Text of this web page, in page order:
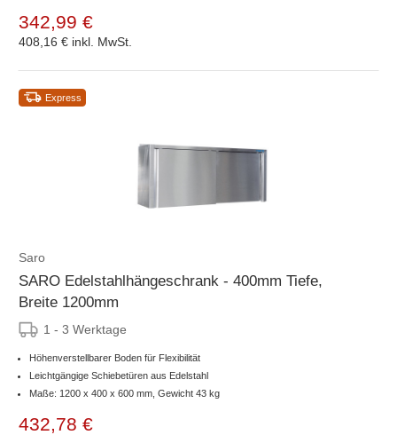
342,99 €
408,16 € inkl. MwSt.
Express
Saro
SARO Edelstahlhängeschrank - 400mm Tiefe,
Breite 1200mm
1 - 3 Werktage
Höhenverstellbarer Boden für Flexibilität
Leichtgängige Schiebetüren aus Edelstahl
Maße: 1200 x 400 x 600 mm, Gewicht 43 kg
432,78 €